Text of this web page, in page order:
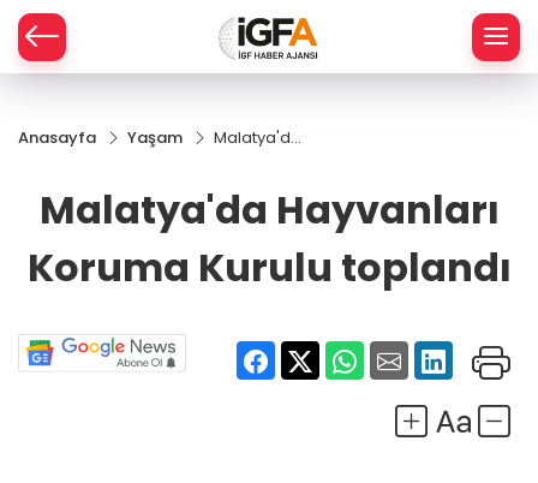
Anasayfa Yaşam
Malatya'da
Kurulu
Malatya'da Hayvanları
Koruma Kurulu toplandı